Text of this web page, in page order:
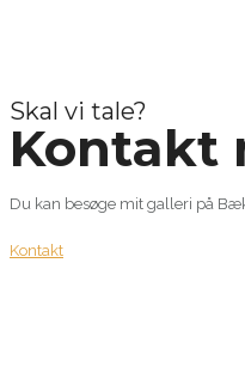
Skal vi tale?
Kontakt
Du kan besøge mit galleri på
Kontakt